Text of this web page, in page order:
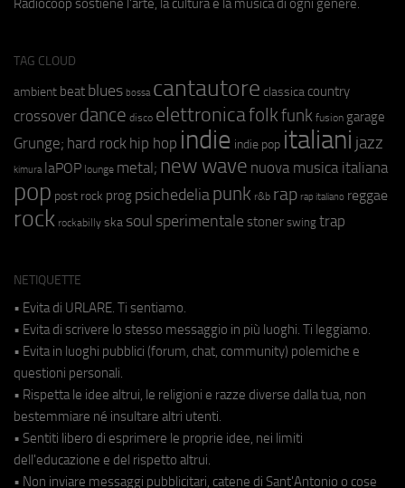
Radiocoop sostiene l'arte, la cultura e la musica di ogni genere.
TAG CLOUD
ambient beat blues bossa cantautore classica country
crossover dance disco elettronicafolkfunk fusion garage
Grunge; hard rock hip hop indie indie pop italiani jazz
kimura laPOP lounge metal; new wave nuova musica italiana
pop post rock prog psichedeliapunk r&b rap rap italiano reggae
rock rockabilly ska soul sperimentale stoner swing trap
NETIQUETTE
• Evita di URLARE. Ti sentiamo.
• Evita di scrivere lo stesso messaggio in più luoghi. Ti leggiamo.
• Evita in luoghi pubblici (forum, chat, community) polemiche e
questioni personali.
• Rispetta le idee altrui, le religioni e razze diverse dalla tua, non
bestemmiare né insultare altri utenti.
• Sentiti libero di esprimere le proprie idee, nei limiti
dell'educazione e del rispetto altrui.
• Non inviare messaggi pubblicitari, catene di Sant'Antonio o cose